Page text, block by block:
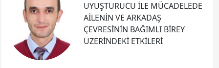
UYUŞTURUCU İLE MÜCADELEDE
AİLENİN VE ARKADAŞ
ÇEVRESİNİN BAĞIMLI BİREY
ÜZERİNDEKİ ETKİLERİ